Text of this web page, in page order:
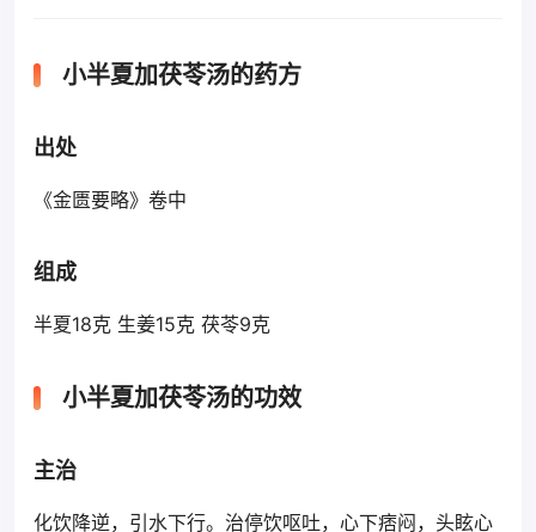
小半夏加茯苓汤的药方
出处
《金匮要略》卷中
组成
半夏18克 生姜15克 茯苓9克
小半夏加茯苓汤的功效
主治
化饮降逆，引水下行。治停饮呕吐，心下痞闷，头眩心